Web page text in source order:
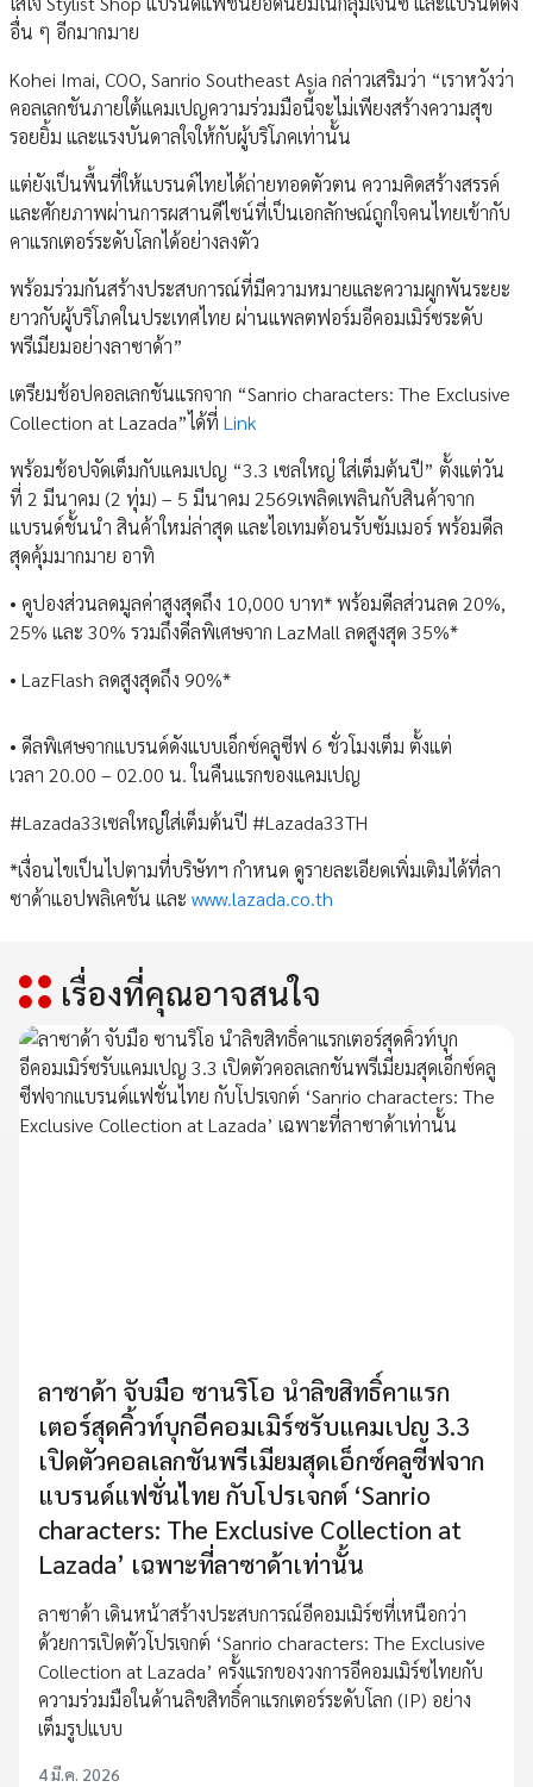
อื่น ๆ อีกมากมาย
Kohei Imai, COO, Sanrio Southeast Asia กล่าวเสริมว่า “เราหวังว่า
คอลเลกชันภายใต้แคมเปญความร่วมมือนี้จะไม่เพียงสร้างความสุข
รอยยิ้ม และแรงบันดาลใจให้กับผู้บริโภคเท่านั้น
แต่ยังเป็นพื้นที่ให้แบรนด์ไทยได้ถ่ายทอดตัวตน ความคิดสร้างสรรค์
และศักยภาพผ่านการผสานดีไซน์ที่เป็นเอกลักษณ์ถูกใจคนไทยเข้ากับ
คาแรกเตอร์ระดับโลกได้อย่างลงตัว
พร้อมร่วมกันสร้างประสบการณ์ที่มีความหมายและความผูกพันระยะ
ยาวกับผู้บริโภคในประเทศไทย ผ่านแพลตฟอร์มอีคอมเมิร์ซระดับ
พรีเมียมอย่างลาซาด้า”
เตรียมช้อปคอลเลกชันแรกจาก “Sanrio characters: The Exclusive
Collection at Lazada”ได้ที่ Link
พร้อมช้อปจัดเต็มกับแคมเปญ “3.3 เซลใหญ่ ใส่เต็มต้นปี” ตั้งแต่วัน
ที่ 2 มีนาคม (2 ทุ่ม) – 5 มีนาคม 2569เพลิดเพลินกับสินค้าจาก
แบรนด์ชั้นนำ สินค้าใหม่ล่าสุด และไอเทมต้อนรับซัมเมอร์ พร้อมดีล
สุดคุ้มมากมาย อาทิ
• คูปองส่วนลดมูลค่าสูงสุดถึง 10,000 บาท* พร้อมดีลส่วนลด 20%,
25% และ 30% รวมถึงดีลพิเศษจาก LazMall ลดสูงสุด 35%*
• LazFlash ลดสูงสุดถึง 90%*
• ดีลพิเศษจากแบรนด์ดังแบบเอ็กซ์คลูซีฟ 6 ชั่วโมงเต็ม ตั้งแต่
เวลา 20.00 – 02.00 น. ในคืนแรกของแคมเปญ
#Lazada33เซลใหญ่ใส่เต็มต้นปี #Lazada33TH
*เงื่อนไขเป็นไปตามที่บริษัทฯ กำหนด ดูรายละเอียดเพิ่มเติมได้ที่ลา
ซาด้าแอปพลิเคชัน และ www.lazada.co.th
เรื่องที่คุณอาจสนใจ
ลาซาด้า จับมือ ซานริโอ นำลิขสิทธิ์คาแรก
เตอร์สุดคิ้วท์บุกอีคอมเมิร์ซรับแคมเปญ 3.3
เปิดตัวคอลเลกชันพรีเมียมสุดเอ็กซ์คลูซีฟจาก
แบรนด์แฟชั่นไทย กับโปรเจกต์ ‘Sanrio
characters: The Exclusive Collection at
Lazada’ เฉพาะที่ลาซาด้าเท่านั้น
ลาซาด้า เดินหน้าสร้างประสบการณ์อีคอมเมิร์ซที่เหนือกว่า
ด้วยการเปิดตัวโปรเจกต์ ‘Sanrio characters: The Exclusive
Collection at Lazada’ ครั้งแรกของวงการอีคอมเมิร์ซไทยกับ
ความร่วมมือในด้านลิขสิทธิ์คาแรกเตอร์ระดับโลก (IP) อย่าง
เต็มรูปแบบ
4 มี.ค. 2026